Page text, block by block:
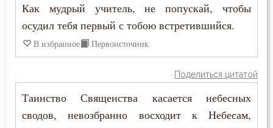
Крещение
Крещение Господне
Лень
Лесть
Как мудрый учитель, не попускай, чтобы
осудил тебя первый с тобою встретившийся.
В избранное Первоисточник
Поделиться цитатой
Таинство Священства касается небесных
сводов, невозбранно восходит к Небесам,